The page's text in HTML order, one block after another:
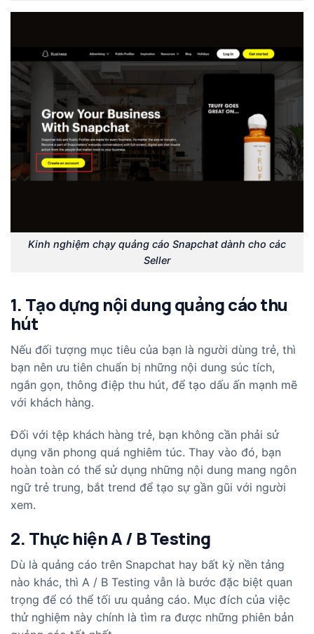
Kinh nghiệm chạy quảng cáo Snapchat dành cho các
Seller
1. Tạo dựng nội dung quảng cáo thu
hút
Nếu đối tượng mục tiêu của bạn là người dùng trẻ, thì
bạn nên ưu tiên chuẩn bị những nội dung súc tích,
ngắn gọn, thông điệp thu hút, để tạo dấu ấn mạnh mẽ
với khách hàng.
Đối với tệp khách hàng trẻ, bạn không cần phải sử
dụng văn phong quá nghiêm túc. Thay vào đó, bạn
hoàn toàn có thể sử dụng những nội dung mang ngôn
ngữ trẻ trung, bắt trend để tạo sự gần gũi với người
xem.
2. Thực hiện A / B Testing
Dù là quảng cáo trên Snapchat hay bất kỳ nền tảng
nào khác, thì A / B Testing vẫn là bước đặc biệt quan
trọng để có thể tối ưu quảng cáo. Mục đích của việc
thử nghiệm này chính là tìm ra được những phiên bản